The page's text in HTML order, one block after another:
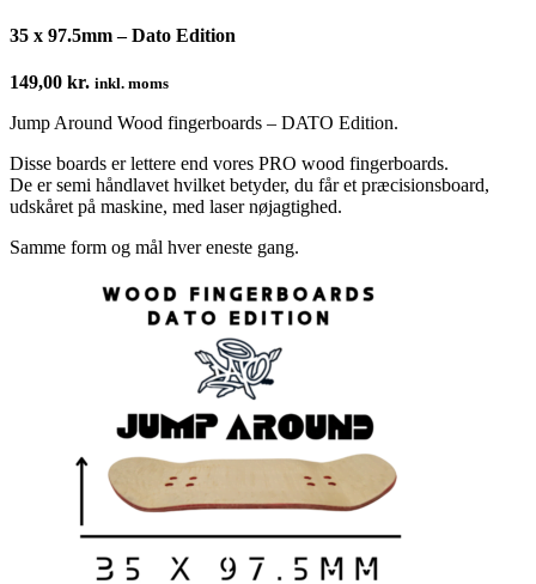
35 x 97.5mm – Dato Edition
149,00 kr. inkl. moms
Jump Around Wood fingerboards – DATO Edition.
Disse boards er lettere end vores PRO wood fingerboards.
De er semi håndlavet hvilket betyder, du får et præcisionsboard,
udskåret på maskine, med laser nøjagtighed.
Samme form og mål hver eneste gang.